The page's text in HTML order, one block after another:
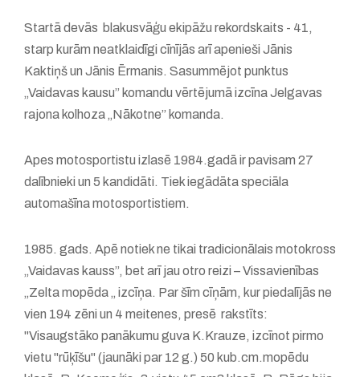
Startā devās blakusvāģu ekipāžu rekordskaits - 41,
starp kurām neatklaidīgi cīnījās arī apenieši Jānis
Kaktiņš un Jānis Ērmanis. Sasummējot punktus
„Vaidavas kausu” komandu vērtējumā izcīna Jelgavas
rajona kolhoza „Nākotne” komanda.
Apes motosportistu izlasē 1984.gadā ir pavisam 27
dalībnieki un 5 kandidāti. Tiek iegādāta speciāla
automašīna motosportistiem.
1985. gads. Apē notiek ne tikai tradicionālais motokross
„Vaidavas kauss”, bet arī jau otro reizi – Vissavienības
„Zelta mopēda „ izcīņa. Par šīm cīņām, kur piedalījās ne
vien 194 zēni un 4 meitenes, presē rakstīts:
"Visaugstāko panākumu guva K.Krauze, izcīnot pirmo
vietu "rūķīšu" (jaunāki par 12 g.) 50 kub.cm.mopēdu